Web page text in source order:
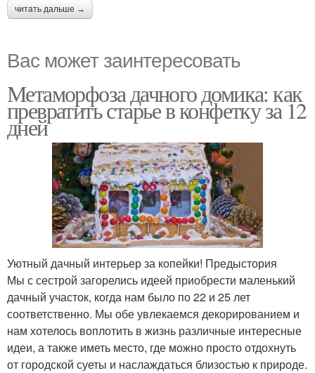
читать дальше →
Вас может заинтересовать
Метаморфоза дачного домика: как
превратить старье в конфетку за 12
дней
Уютный дачный интерьер за копейки! Предыстория
Мы с сестрой загорелись идеей приобрести маленький
дачный участок, когда нам было по 22 и 25 лет
соответственно. Мы обе увлекаемся декорированием и
нам хотелось воплотить в жизнь различные интересные
идеи, а также иметь место, где можно просто отдохнуть
от городской суеты и наслаждаться близостью к природе.